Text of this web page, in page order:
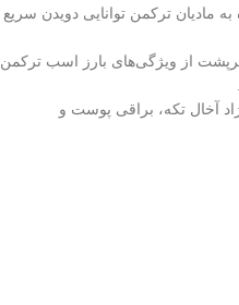
مادیان ترکمن توانایی دویدن سریع
پرپشت از ویژگی‌های بارز اسب ترکمن
آخال تکه، براقی پوست و